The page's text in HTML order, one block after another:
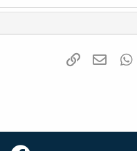
WhatsAppדואר אלקטרוני